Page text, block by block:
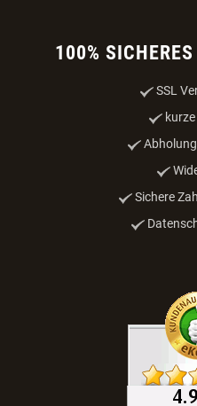
100%
SSL
Sichere